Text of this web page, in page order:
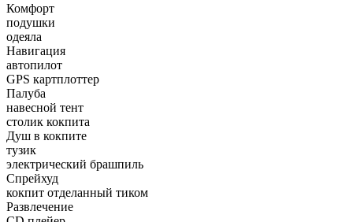
Комфорт
подушки
одеяла
Навигация
автопилот
GPS картплоттер
Палуба
навесной тент
столик кокпита
Душ в кокпите
тузик
электрический брашпиль
Спрейхуд
кокпит отделанный тиком
Развлечение